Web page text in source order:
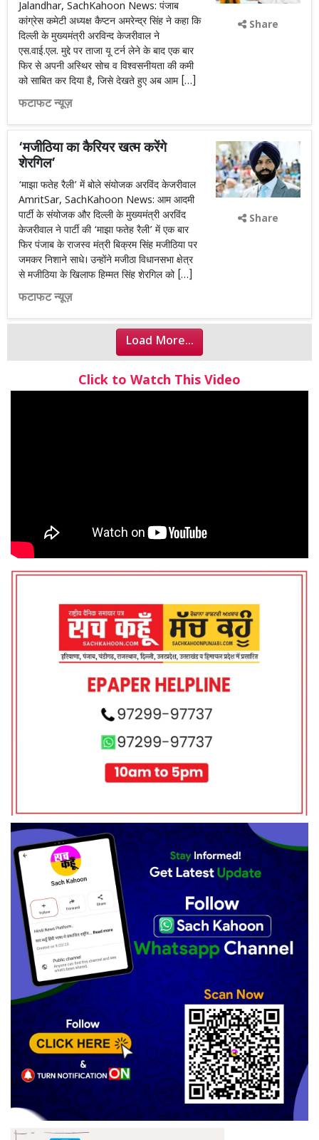
Jalandhar, SachKahoon News: पंजाब
कांग्रेस कमेटी अध्यक्ष कैप्टन अमरेन्द्र सिंह ने कहा कि
दिल्ली के मुख्यमंत्री अरविन्द केजरीवाल ने
एस.वाई.एल. मुद्दे पर ताजा यू टर्न लेने के बाद एक बार
फिर से अपनी अस्थिर सोच व विश्वसनीयता की कमी
को साबित कर दिया है, जिसे देखते हुए अब आम […]
फटाफट न्यूज़
Share
‘मजीठिया का कैरियर खत्म करेंगे
शेरगिल’
‘माझा फतेह रैली’ में बोले संयोजक अरविंद केजरीवाल
AmritSar, SachKahoon News: आम आदमी
पार्टी के संयोजक और दिल्ली के मुख्यमंत्री अरविंद
केजरीवाल ने पार्टी की ‘माझा फतेह रैली’ में एक बार
फिर पंजाब के राजस्व मंत्री बिक्रम सिंह मजीठिया पर
जमकर निशाने साधे। उन्होंने मजीठा विधानसभा क्षेत्र
से मजीठिया के खिलाफ हिम्मत सिंह शेरगिल को […]
फटाफट न्यूज़
Share
Load More...
Click to Watch This Video